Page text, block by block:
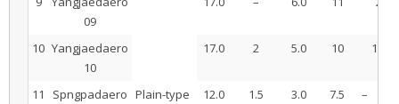
09
10 Yangjaedaero
10
17.0 2 5.0 10 1.8
11
Spngpadaero Plain-type 12.0 1.5 3.0 7.5 –